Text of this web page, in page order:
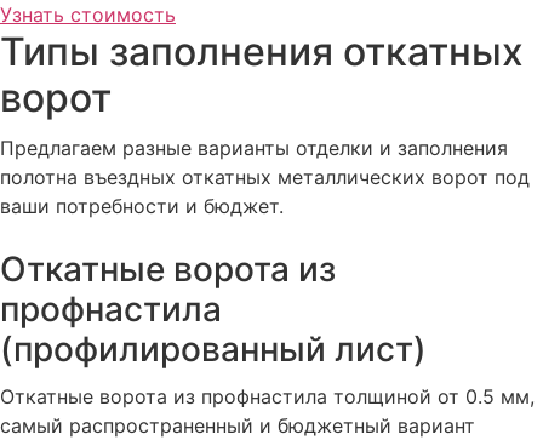
Узнать стоимость
Типы заполнения откатных
ворот
Предлагаем разные варианты отделки и заполнения
полотна въездных откатных металлических ворот под
ваши потребности и бюджет.
Откатные ворота из
профнастила
(профилированный лист)
Откатные ворота из профнастила толщиной от 0.5 мм,
самый распространенный и бюджетный вариант